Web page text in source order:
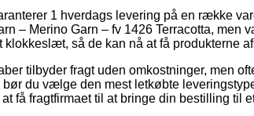
1 hverdags levering på en række
– Merino Garn – fv 1426 Terracotta, men
klokkeslæt, så de kan nå at få produkterne
tilbyder fragt uden omkostninger, men
du vælge den mest letkøbte
få fragtfirmaet til at bringe din bestilling til